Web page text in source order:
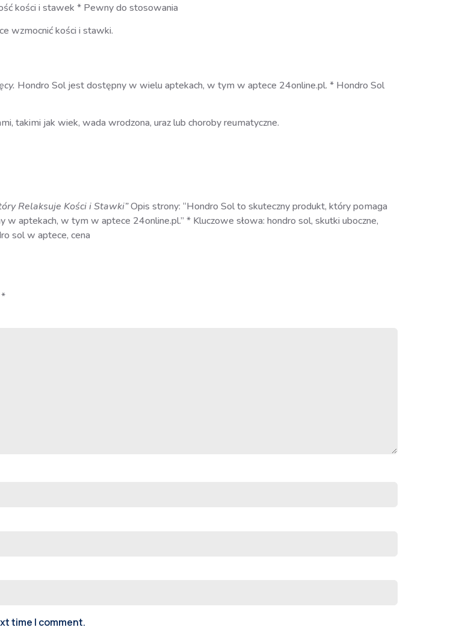
kości i stawek * Pewny do stosowania
wzmocnić kości i stawki.
Hondro Sol jest dostępny w wielu aptekach, w tym w aptece 24online.pl. * Hondro Sol
takimi jak wiek, wada wrodzona, uraz lub choroby reumatyczne.
Relaksuje Kości i Stawki”Opis strony: “Hondro Sol to skuteczny produkt, który pomaga
aptekach, w tym w aptece 24online.pl.” * Kluczowe słowa: hondro sol, skutki uboczne,
sol w aptece, cena
*
time I comment.